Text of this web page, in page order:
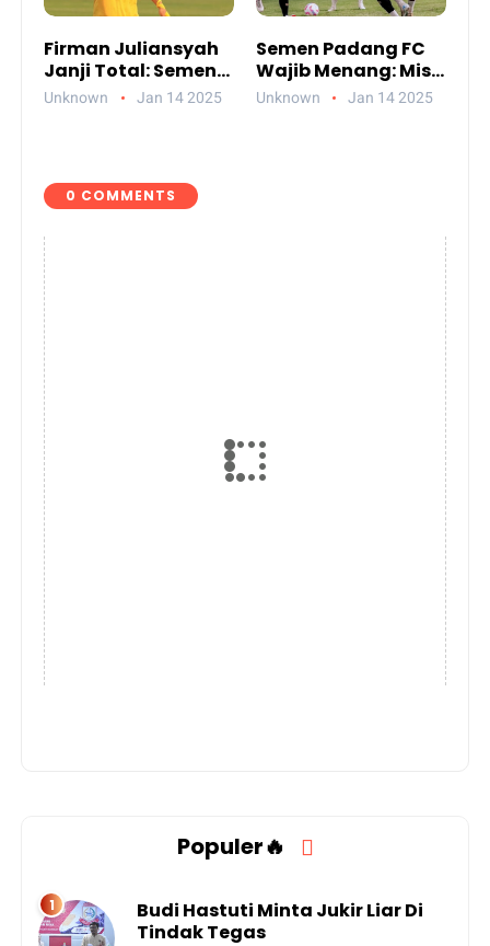
Firman Juliansyah
Janji Total: Semen
Padang Siap
Ini
Unknown Jan 14 2025
Semen Padang FC
Wajib Menang: Misi
Kabau Sirah Hindari
Unknown Jan 14 2025
0 COMMENTS
Populer🔥
Budi Hastuti Minta Jukir Liar Di
Tindak Tegas